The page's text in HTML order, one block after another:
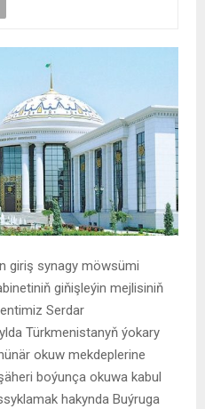
giriş synagy möwsümi
giňişleýin mejlisiniň
Serdar
Türkmenistanyň ýokary
okuw mekdeplerine
boýunça okuwa kabul
hakynda Buýruga